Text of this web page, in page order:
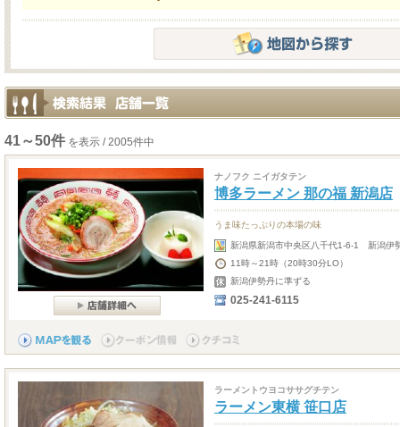
41～50件 を表示 / 2005件中
ナノフク ニイガタテン
博多ラーメン 那の福 新潟店
うま味たっぷりの本場の味
新潟県新潟市中央区八千代1-6-1 新潟伊
11時～21時（20時30分LO）
新潟伊勢丹に準ずる
025-241-6115
ラーメントウヨコササグチテン
ラーメン東横 笹口店